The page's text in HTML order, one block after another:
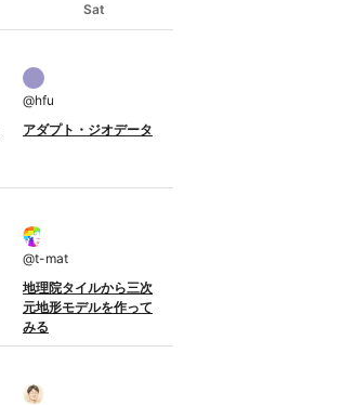
Sat
@hfu
アダプト・ジオデータ
@t-mat
地理院タイルから三次
元地形モデルを作って
みる